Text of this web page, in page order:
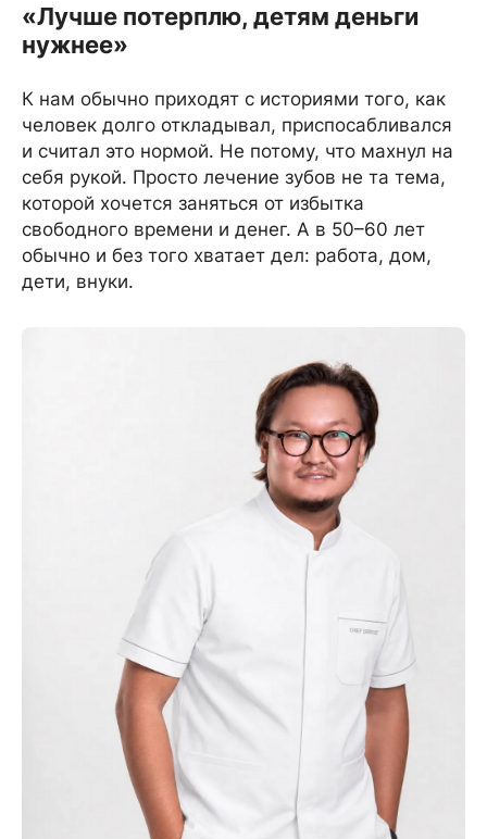
«Лучше потерплю, детям деньги
нужнее»
К нам обычно приходят с историями того, как
человек долго откладывал, приспосабливался
и считал это нормой. Не потому, что махнул на
себя рукой. Просто лечение зубов не та тема,
которой хочется заняться от избытка
свободного времени и денег. А в 50–60 лет
обычно и без того хватает дел: работа, дом,
дети, внуки.